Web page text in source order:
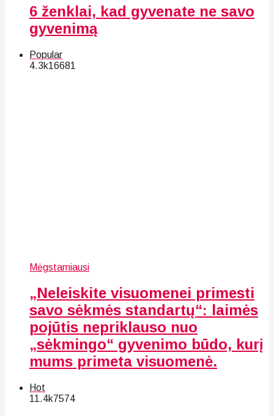
6 ženklai, kad gyvenate ne savo
gyvenimą
Popular
4.3k16681
Mėgstamiausi
„Neleiskite visuomenei primesti
savo sėkmės standartų“: laimės
pojūtis nepriklauso nuo
„sėkmingo“ gyvenimo būdo, kurį
mums primeta visuomenė.
Hot
11.4k7574